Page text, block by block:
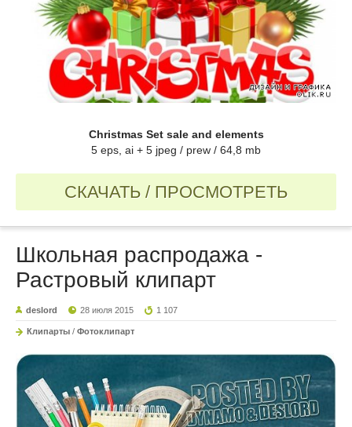
Christmas Set sale and elements
5 eps, ai + 5 jpeg / prew / 64,8 mb
СКАЧАТЬ / ПРОСМОТРЕТЬ
Школьная распродажа -
Растровый клипарт
deslord 28 июля 2015 1 107
Клипарты / Фотоклипарт